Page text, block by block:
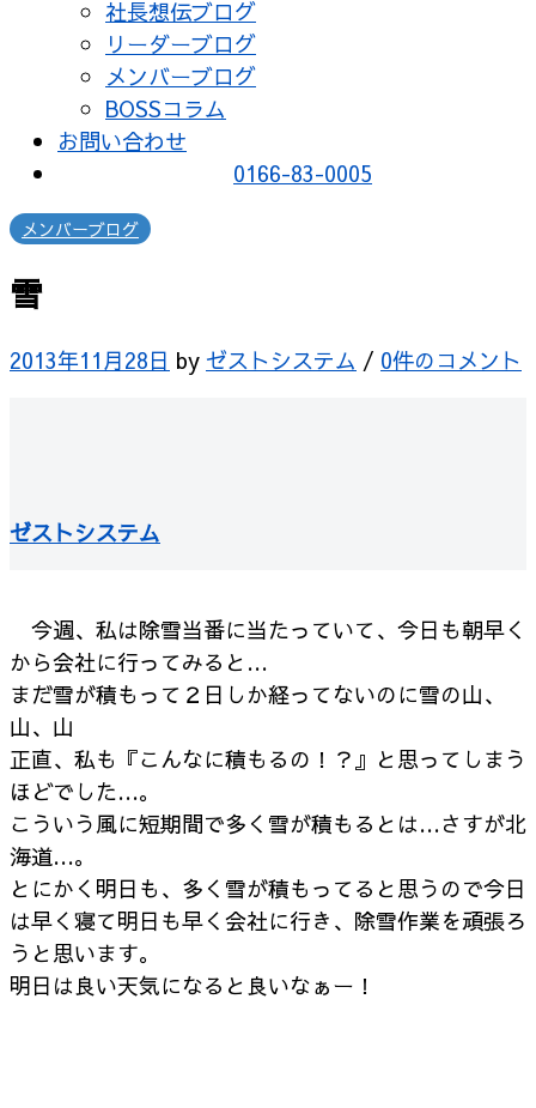
社長想伝ブログ
リーダーブログ
メンバーブログ
BOSSコラム
お問い合わせ
0166-83-0005
メンバーブログ
雪
2013年11月28日 by ゼストシステム / 0件のコメント
ゼストシステム
今週、私は除雪当番に当たっていて、今日も朝早く
から会社に行ってみると…
まだ雪が積もって２日しか経ってないのに雪の山、
山、山
正直、私も『こんなに積もるの！？』と思ってしまう
ほどでした…。
こういう風に短期間で多く雪が積もるとは…さすが北
海道…。
とにかく明日も、多く雪が積もってると思うので今日
は早く寝て明日も早く会社に行き、除雪作業を頑張ろ
うと思います。
明日は良い天気になると良いなぁー！